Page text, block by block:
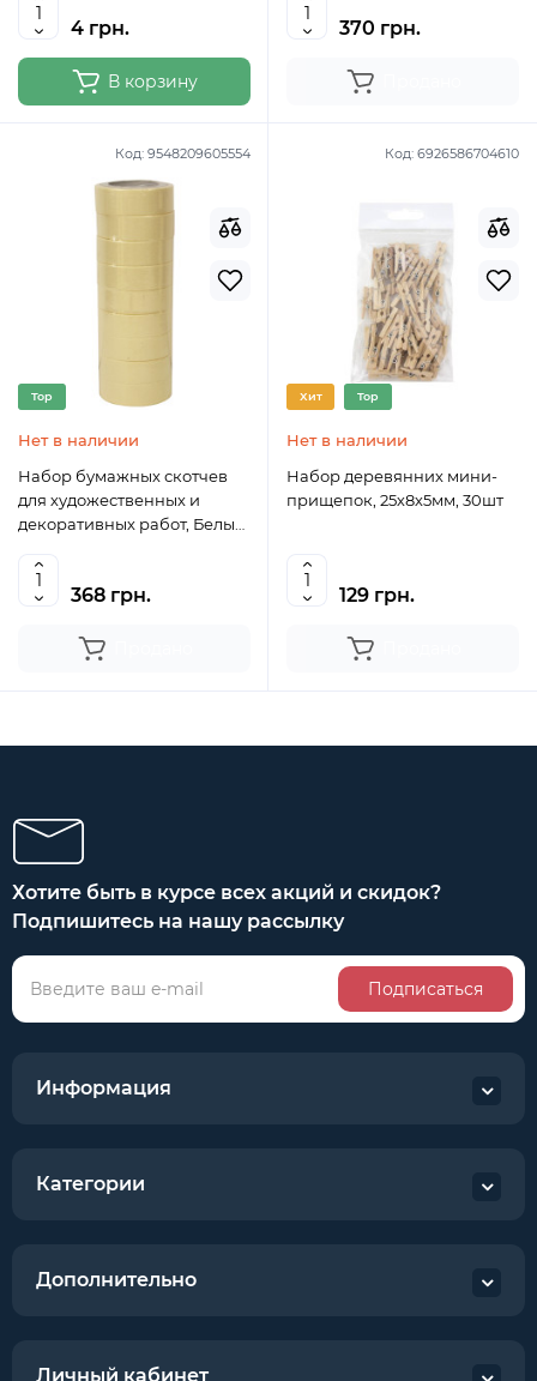
4 грн.
В корзину
370 грн.
Код: 9548209605554
Top
Нет в наличии
Набор бумажных скотчев
для художественных и
декоративных работ, Белый,
368 грн.
Код: 6926586704610
Хит Top
Нет в наличии
Набор деревянних мини-
прищепок, 25х8х5мм, 30шт
129 грн.
Хотите быть в курсе всех акций и скидок?
Подпишитесь на нашу рассылку
Подписаться
Информация
Категории
Дополнительно
Личный кабинет